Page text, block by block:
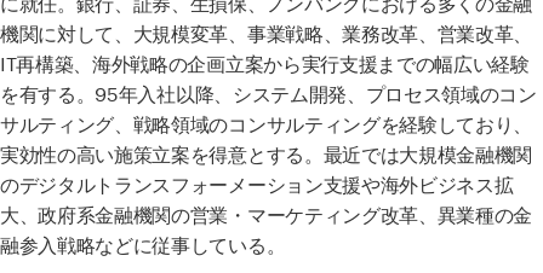
機関に対して、大規模変革、事業戦略、業務改革、営業改革、
IT再構築、海外戦略の企画立案から実行支援までの幅広い経験
を有する。 95年入社以降、システム開発、プロセス領域のコン
サルティング、戦略領域のコンサルティングを経験しており、
実効性の高い施策立案を得意とする。最近では大規模金融機関
のデジタルトランスフォーメーション支援や海外ビジネス拡
大、政府系金融機関の営業・マーケティング改革、異業種の金
融参入戦略などに従事している。